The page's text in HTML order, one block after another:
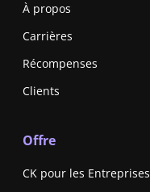
À propos
Carrières
Récompenses
Clients
Offre
CK pour les Entreprises